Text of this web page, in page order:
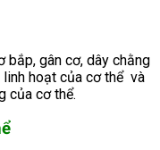
bắp, gân cơ, dây chằng
linh hoạt của cơ thể và
của cơ thể.